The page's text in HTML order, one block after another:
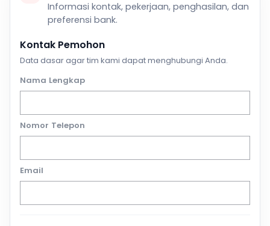
Informasi kontak, pekerjaan, penghasilan, dan
preferensi bank.
Kontak Pemohon
Data dasar agar tim kami dapat menghubungi Anda.
Nama Lengkap
Nomor Telepon
Email